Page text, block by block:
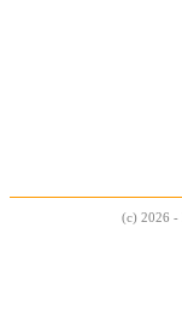
(c) 2026 -